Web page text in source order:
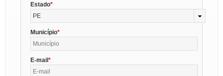
Estado
PE
Município
E-mail